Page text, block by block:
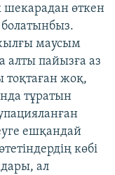
шекарадан өткен
маусым
алты пайызға аз
жоқ,
тұратын
ешқандай
көбі
ал